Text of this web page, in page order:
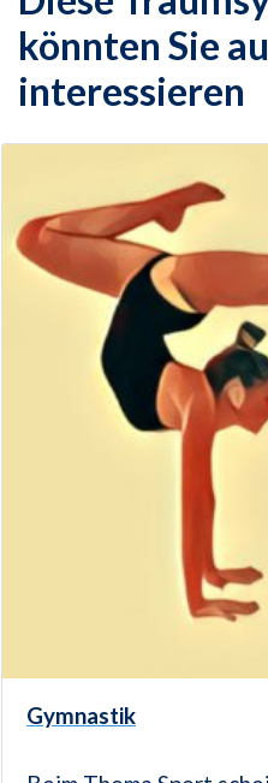
könnten Sie
interessieren
Gymnastik